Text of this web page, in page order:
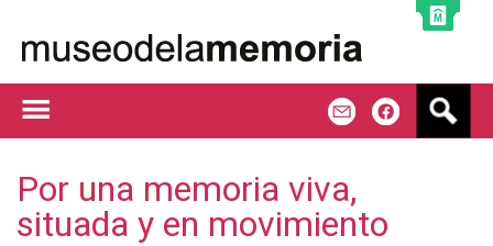
Por una memoria viva,
situada y en movimiento
s